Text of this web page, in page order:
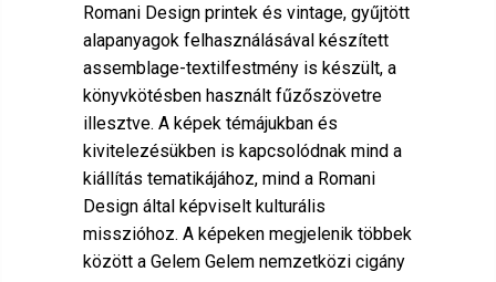
Romani Design printek és vintage, gyűjtött
alapanyagok felhasználásával készített
assemblage-textilfestmény is készült, a
könyvkötésben használt fűzőszövetre
illesztve. A képek témájukban és
kivitelezésükben is kapcsolódnak mind a
kiállítás tematikájához, mind a Romani
Design által képviselt kulturális
misszióhoz. A képeken megjelenik többek
között a Gelem Gelem nemzetközi cigány